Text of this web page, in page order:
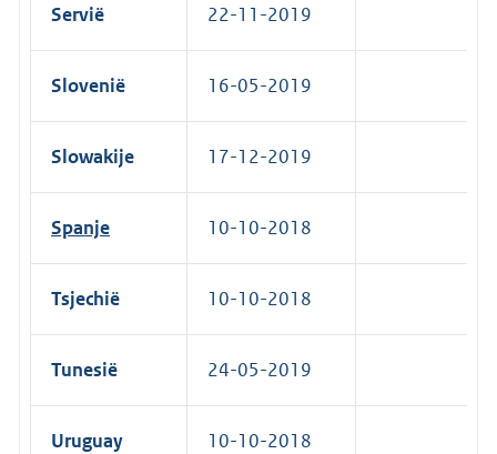
Servië 22-11-2019
Slovenië 16-05-2019
Slowakije 17-12-2019
Spanje 10-10-2018
Tsjechië 10-10-2018
Tunesië 24-05-2019
Uruguay 10-10-2018